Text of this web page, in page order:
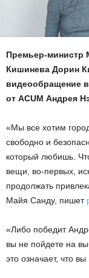
Премьер-министр
Кишинева Дорин
видеообращение
от ACUM Андрея
«Мы все хотим
свободно и
который любишь.
вещи, во-первых,
продолжать
Майя Санду, пишет
«Либо победит
вы не пойдете на
это означает, что